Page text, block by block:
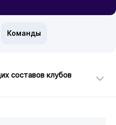
Команды
составов клубов